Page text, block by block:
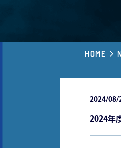
Home
2024/08/
2024年